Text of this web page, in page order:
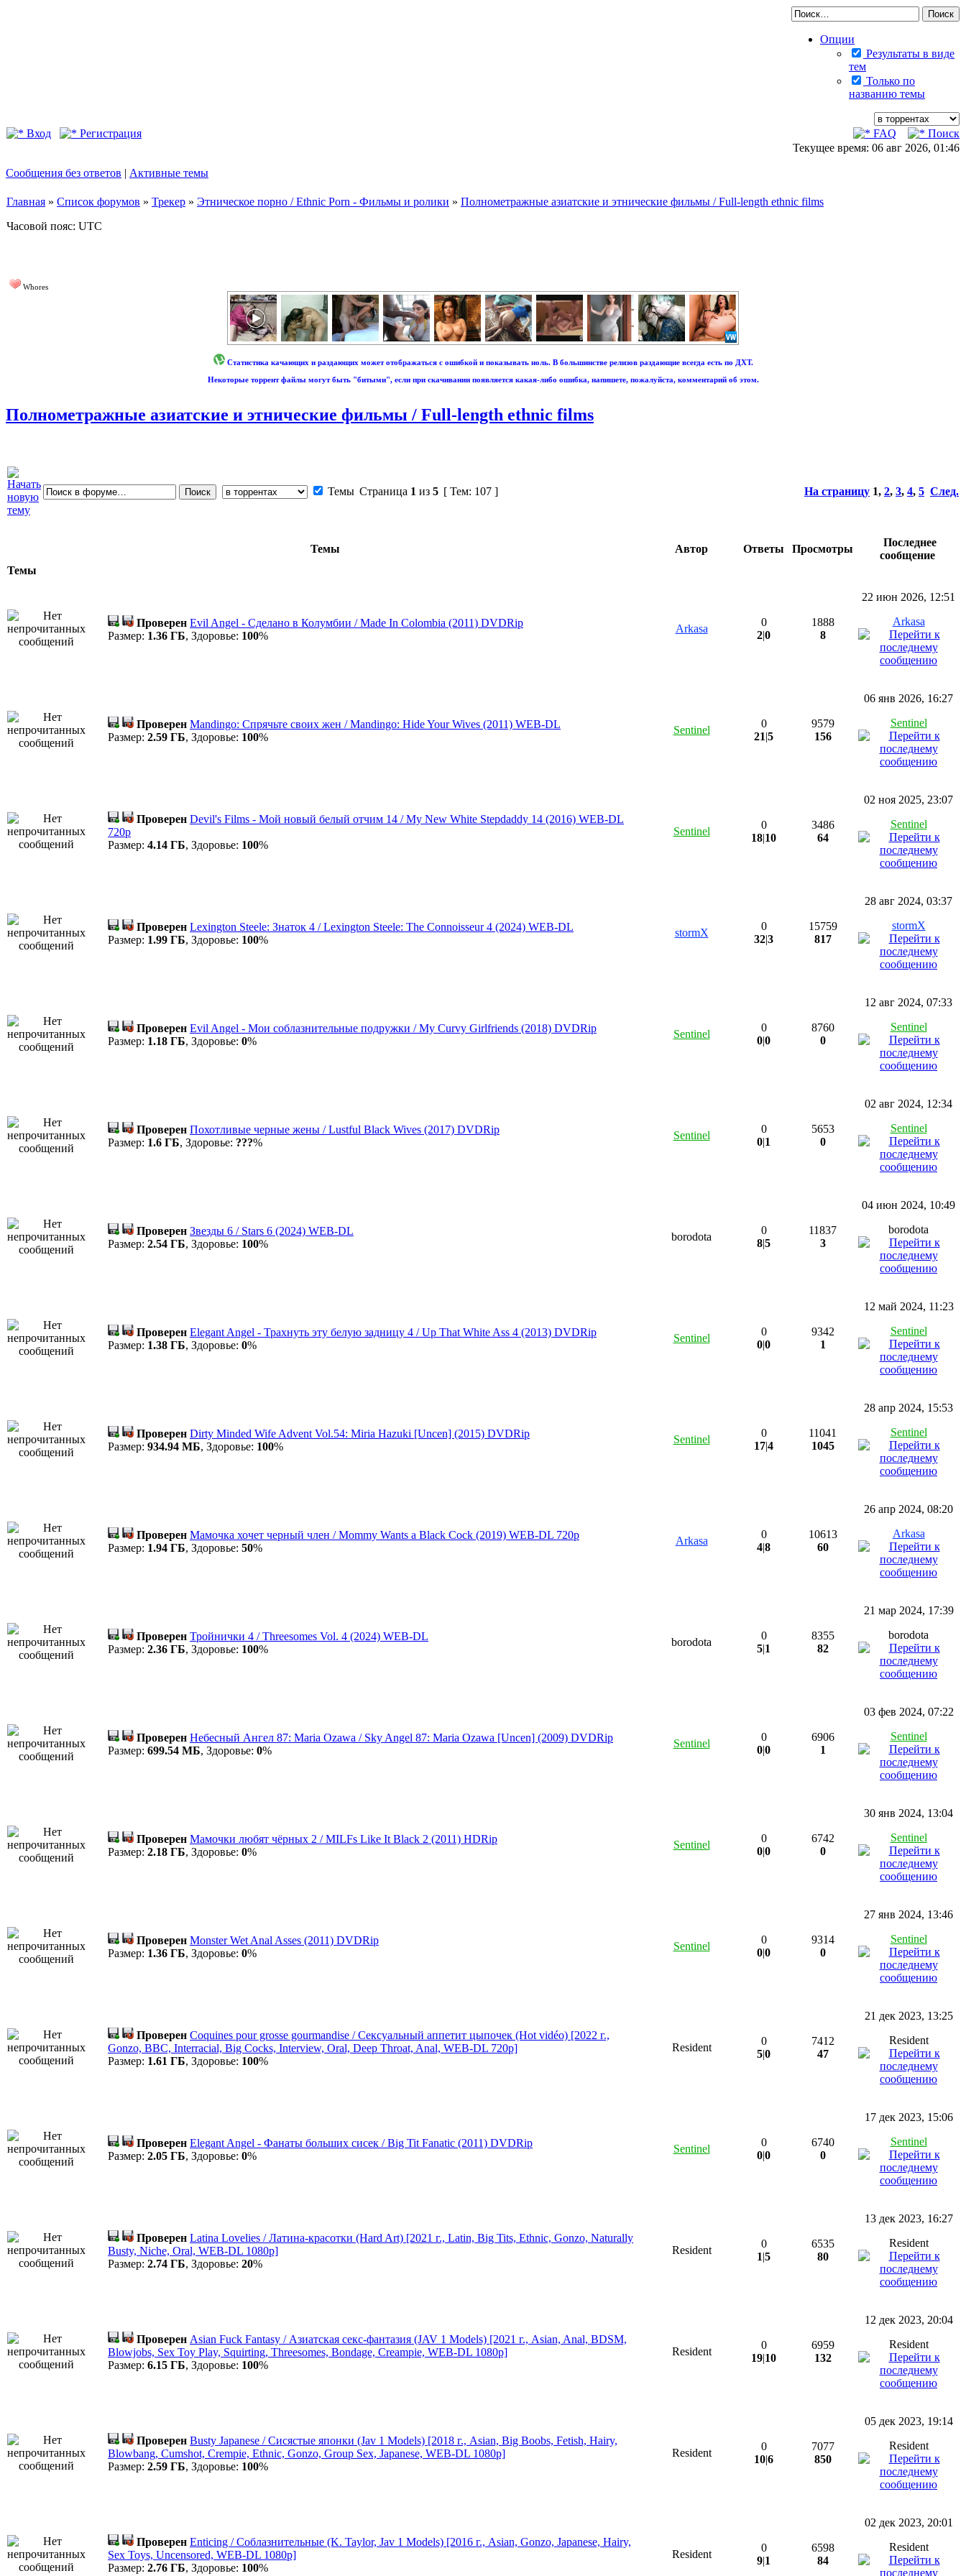
Опции
Результаты в виде
тем
Только по
названию темы
Вход Регистрация FAQ
Поиск
Текущее время: 06 авг 2026, 01:46
Сообщения без ответов | Активные темы
Главная » Список форумов » Трекер » Этническое порно / Ethnic Porn - Фильмы и ролики » Полнометражные азиатские и этнические фильмы / Full-length ethnic films
Часовой пояс: UTC
Whores
Статистика качающих и раздающих может отображаться с ошибкой и показывать ноль. В большинстве релизов раздающие всегда есть по ДХТ.
Некоторые торрент файлы могут быть "битыми", если при скачивании появляется какая-либо ошибка, напишете, пожалуйста, комментарий об этом.
Полнометражные азиатские и этнические фильмы / Full-length ethnic films
Темы Страница 1 из 5 [ Тем: 107 ] На страницу 1, 2, 3, 4, 5 След.
Темы Автор Ответы Просмотры
Последнее
сообщение
Темы
Проверен Evil Angel - Сделано в Колумбии / Made In Colombia (2011) DVDRip
Размер: 1.36 ГБ, Здоровье: 100%
Arkasa
0
2|0
1888
8
22 июн 2026, 12:51
Arkasa
Проверен Mandingo: Спрячьте своих жен / Mandingo: Hide Your Wives (2011) WEB-DL
Размер: 2.59 ГБ, Здоровье: 100%
Sentinel
0
21|5
9579
156
06 янв 2026, 16:27
Sentinel
Проверен Devil's Films - Мой новый белый отчим 14 / My New White Stepdaddy 14 (2016) WEB-DL
720p
Размер: 4.14 ГБ, Здоровье: 100%
Sentinel
0
18|10
3486
64
02 ноя 2025, 23:07
Sentinel
Проверен Lexington Steele: Знаток 4 / Lexington Steele: The Connoisseur 4 (2024) WEB-DL
Размер: 1.99 ГБ, Здоровье: 100%
stormX
0
32|3
15759
817
28 авг 2024, 03:37
stormX
Проверен Evil Angel - Мои соблазнительные подружки / My Curvy Girlfriends (2018) DVDRip
Размер: 1.18 ГБ, Здоровье: 0%
Sentinel
0
0|0
8760
0
12 авг 2024, 07:33
Sentinel
Проверен Похотливые черные жены / Lustful Black Wives (2017) DVDRip
Размер: 1.6 ГБ, Здоровье: ???%
Sentinel
0
0|1
5653
0
02 авг 2024, 12:34
Sentinel
Проверен Звезды 6 / Stars 6 (2024) WEB-DL
Размер: 2.54 ГБ, Здоровье: 100%
borodota
0
8|5
11837
3
04 июн 2024, 10:49
borodota
Проверен Elegant Angel - Трахнуть эту белую задницу 4 / Up That White Ass 4 (2013) DVDRip
Размер: 1.38 ГБ, Здоровье: 0%
Sentinel
0
0|0
9342
1
12 май 2024, 11:23
Sentinel
Проверен Dirty Minded Wife Advent Vol.54: Miria Hazuki [Uncen] (2015) DVDRip
Размер: 934.94 МБ, Здоровье: 100%
Sentinel
0
17|4
11041
1045
28 апр 2024, 15:53
Sentinel
Проверен Мамочка хочет черный член / Mommy Wants a Black Cock (2019) WEB-DL 720p
Размер: 1.94 ГБ, Здоровье: 50%
Arkasa
0
4|8
10613
60
26 апр 2024, 08:20
Arkasa
Проверен Тройнички 4 / Threesomes Vol. 4 (2024) WEB-DL
Размер: 2.36 ГБ, Здоровье: 100%
borodota
0
5|1
8355
82
21 мар 2024, 17:39
borodota
Проверен Небесный Ангел 87: Maria Ozawa / Sky Angel 87: Maria Ozawa [Uncen] (2009) DVDRip
Размер: 699.54 МБ, Здоровье: 0%
Sentinel
0
0|0
6906
1
03 фев 2024, 07:22
Sentinel
Проверен Мамочки любят чёрных 2 / MILFs Like It Black 2 (2011) HDRip
Размер: 2.18 ГБ, Здоровье: 0%
Sentinel
0
0|0
6742
0
30 янв 2024, 13:04
Sentinel
Проверен Monster Wet Anal Asses (2011) DVDRip
Размер: 1.36 ГБ, Здоровье: 0%
Sentinel
0
0|0
9314
0
27 янв 2024, 13:46
Sentinel
Проверен Coquines pour grosse gourmandise / Сексуальный аппетит цыпочек (Hot vidéo) [2022 г.,
Gonzo, BBC, Interracial, Big Cocks, Interview, Oral, Deep Throat, Anal, WEB-DL 720p]
Размер: 1.61 ГБ, Здоровье: 100%
Resident
0
5|0
7412
47
21 дек 2023, 13:25
Resident
Проверен Elegant Angel - Фанаты больших сисек / Big Tit Fanatic (2011) DVDRip
Размер: 2.05 ГБ, Здоровье: 0%
Sentinel
0
0|0
6740
0
17 дек 2023, 15:06
Sentinel
Проверен Latina Lovelies / Латина-красотки (Hard Art) [2021 г., Latin, Big Tits, Ethnic, Gonzo, Naturally
Busty, Niche, Oral, WEB-DL 1080p]
Размер: 2.74 ГБ, Здоровье: 20%
Resident
0
1|5
6535
80
13 дек 2023, 16:27
Resident
Проверен Asian Fuck Fantasy / Азиатская секс-фантазия (JAV 1 Models) [2021 г., Asian, Anal, BDSM,
Blowjobs, Sex Toy Play, Squirting, Threesomes, Bondage, Creampie, WEB-DL 1080p]
Размер: 6.15 ГБ, Здоровье: 100%
Resident
0
19|10
6959
132
12 дек 2023, 20:04
Resident
Проверен Busty Japanese / Сисястые японки (Jav 1 Models) [2018 г., Asian, Big Boobs, Fetish, Hairy,
Blowbang, Cumshot, Crempie, Ethnic, Gonzo, Group Sex, Japanese, WEB-DL 1080p]
Размер: 2.59 ГБ, Здоровье: 100%
Resident
0
10|6
7077
850
05 дек 2023, 19:14
Resident
Проверен Enticing / Соблазнительные (K. Taylor, Jav 1 Models) [2016 г., Asian, Gonzo, Japanese, Hairy,
Sex Toys, Uncensored, WEB-DL 1080p]
Размер: 2.76 ГБ, Здоровье: 100%
Resident
0
9|1
6598
84
02 дек 2023, 20:01
Resident